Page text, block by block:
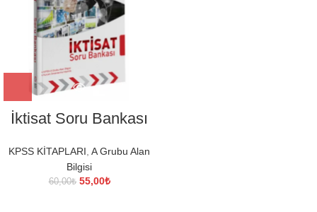
İktisat Soru Bankası
KPSS KİTAPLARI A Grubu Alan
Bilgisi
60,00₺ Orijinal
55,00₺Şu